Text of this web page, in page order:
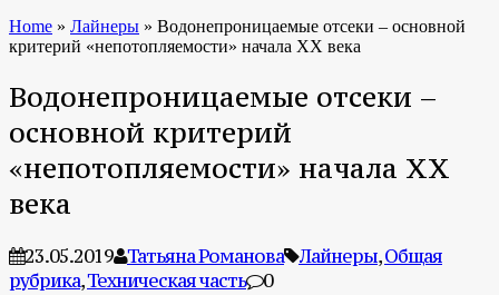
Home » Лайнеры » Водонепроницаемые отсеки – основной
критерий «непотопляемости» начала XX века
Водонепроницаемые отсеки –
основной критерий
«непотопляемости» начала XX
века
23.05.2019 Татьяна Романова Лайнеры,Общая
рубрика,Техническая часть 0